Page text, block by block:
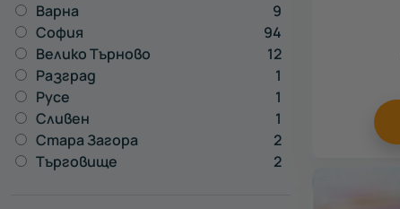
Варна
9
София
94
Велико Търново
12
Разград
1
Русе
1
Сливен
1
Стара Загора
2
Търговище
2